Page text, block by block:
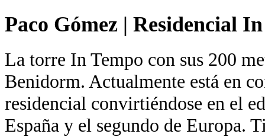
Paco Gómez | Residencial
La torre In Tempo con sus 200
Benidorm. Actualmente está en
residencial convirtiéndose en el
España y el segundo de Europa.